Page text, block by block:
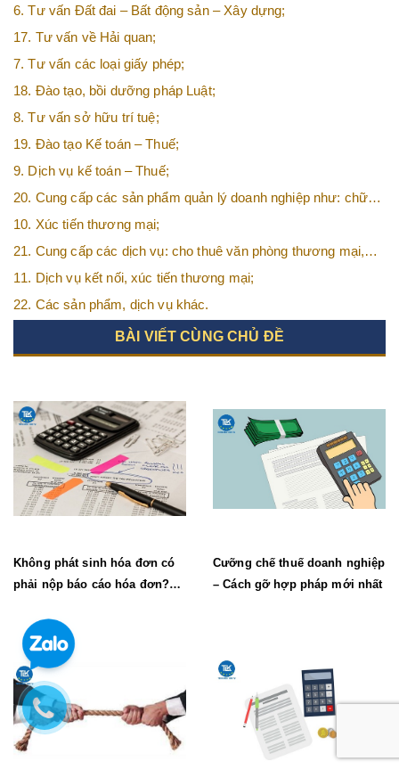
6. Tư vấn Đất đai – Bất động sản – Xây dựng;
17. Tư vấn về Hải quan;
7. Tư vấn các loại giấy phép;
18. Đào tạo, bồi dưỡng pháp Luật;
8. Tư vấn sở hữu trí tuệ;
19. Đào tạo Kế toán – Thuế;
9. Dịch vụ kế toán – Thuế;
20. Cung cấp các sản phẩm quản lý doanh nghiệp như: chữ
ký số, hóa đơn điện tử, BHXH,…vv
10. Xúc tiến thương mại;
21. Cung cấp các dịch vụ: cho thuê văn phòng thương mại,
văn phòng ảo, văn phòng chia sẻ…vv
11. Dịch vụ kết nối, xúc tiến thương mại;
22. Các sản phẩm, dịch vụ khác.
BÀI VIẾT CÙNG CHỦ ĐỀ
Không phát sinh hóa đơn có
phải nộp báo cáo hóa đơn?
Cưỡng chế thuế doanh nghiệp
– Cách gỡ hợp pháp mới nhất